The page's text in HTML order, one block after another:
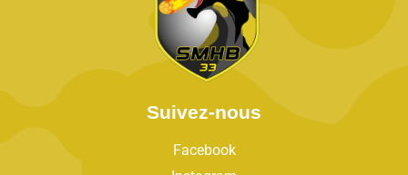
Suivez-nous
Facebook